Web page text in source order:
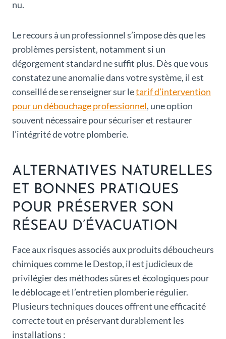
nu.
Le recours à un professionnel s’impose dès que les
problèmes persistent, notamment si un
dégorgement standard ne suffit plus. Dès que vous
constatez une anomalie dans votre système, il est
conseillé de se renseigner sur letarif d’intervention
pour un débouchage professionnel, une option
souvent nécessaire pour sécuriser et restaurer
l’intégrité de votre plomberie.
ALTERNATIVES NATURELLES
ET BONNES PRATIQUES
POUR PRÉSERVER SON
RÉSEAU D’ÉVACUATION
Face aux risques associés aux produits déboucheurs
chimiques comme le Destop, il est judicieux de
privilégier des méthodes sûres et écologiques pour
le déblocage et l’entretien plomberie régulier.
Plusieurs techniques douces offrent une efficacité
correcte tout en préservant durablement les
installations :